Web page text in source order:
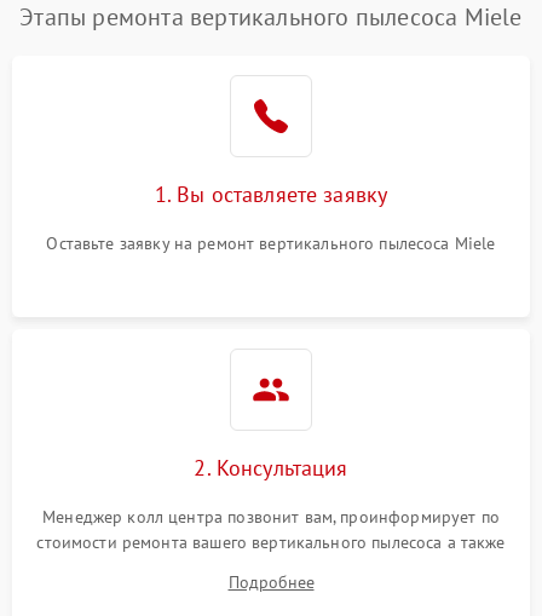
Этапы ремонта вертикального пылесоса Miele
1. Вы оставляете заявку
Оставьте заявку на ремонт вертикального пылесоса Miele
2. Консультация
Менеджер колл центра позвонит вам, проинформирует по
стоимости ремонта вашего вертикального пылесоса а также
Подробнее